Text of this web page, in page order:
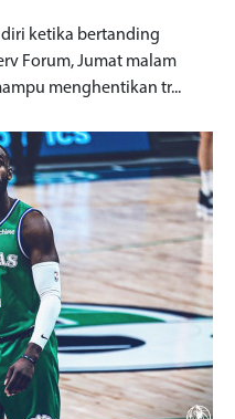
ketika bertanding
Forum, Jumat malam
menghentikan tr...